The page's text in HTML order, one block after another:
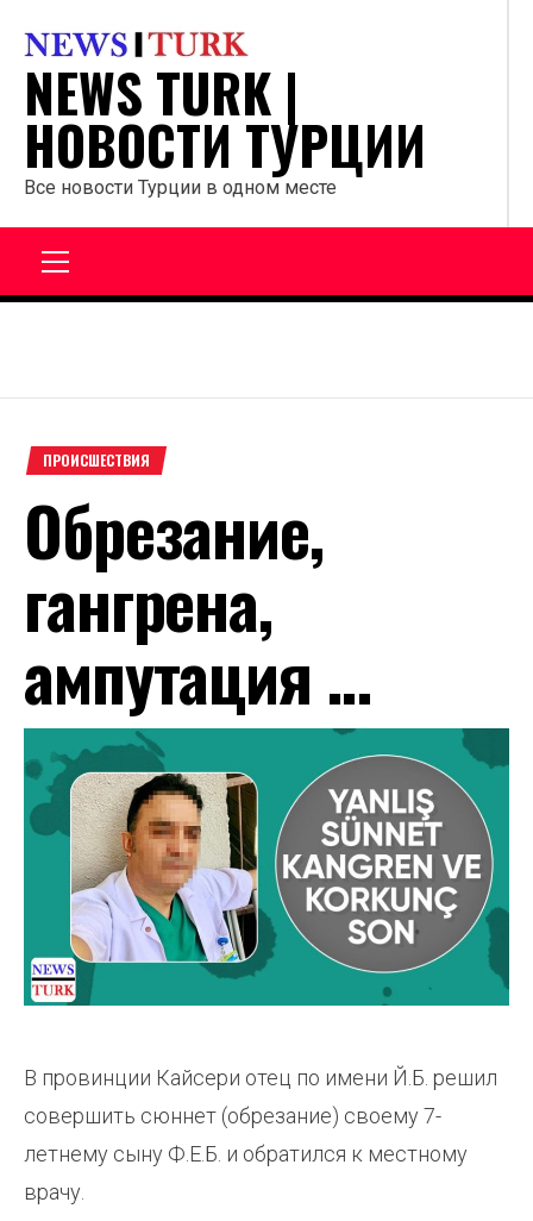
содержанию
NEWS TURK |
НОВОСТИ ТУРЦИИ
Все новости Турции в одном месте
ПРОИСШЕСТВИЯ
Обрезание,
гангрена,
ампутация …
В провинции Кайсери отец по имени Й.Б. решил
совершить сюннет (обрезание) своему 7-
летнему сыну Ф.Е.Б. и обратился к местному
врачу.